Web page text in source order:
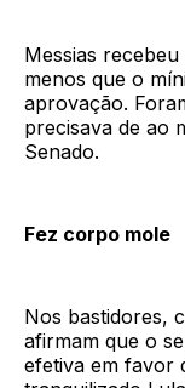
Messias
menos que o
aprovação.
precisava de ao
Senado.
Fez corpo mole
Nos bastidores,
afirmam que o
efetiva em favor